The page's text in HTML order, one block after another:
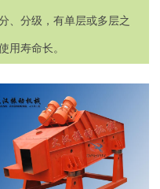
分级，有单层或多层之
用寿命长。